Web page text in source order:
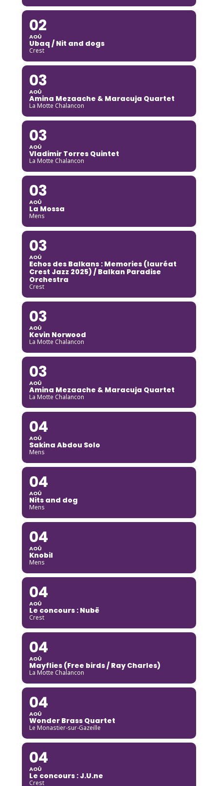
02
AOÛ
Ubaq / Nit and dogs
Crest
03
AOÛ
Amina Mezaache & Maracuja Quartet
La Motte Chalancon
03
AOÛ
Vladimir Torres Quintet
La Motte Chalancon
03
AOÛ
La Mossa
Mens
03
AOÛ
Echos des Balkans : Memories (lauréat
Crest Jazz 2025) / Balkan Paradise
Orchestra
Crest
03
AOÛ
Kevin Norwood
La Motte Chalancon
03
AOÛ
Amina Mezaache & Maracuja Quartet
La Motte Chalancon
04
AOÛ
Sakina Abdou Solo
Mens
04
AOÛ
Nits and dog
Mens
04
AOÛ
Knobil
Mens
04
AOÛ
Le concours : Nubë
Crest
04
AOÛ
Mayflies (Free birds / Ray Charles)
La Motte Chalancon
04
AOÛ
Wonder Brass Quartet
Le Monastier-sur-Gazeille
04
AOÛ
Le concours : J.U.ne
Crest